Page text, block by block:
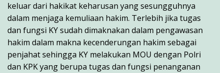
keluar dari hakikat keharusan yang sesungguhnya
dalam menjaga kemuliaan hakim. Terlebih jika tugas
dan fungsi KY sudah dimaknakan dalam pengawasan
hakim dalam makna kecenderungan hakim sebagai
penjahat sehingga KY melakukan MOU dengan Polri
dan KPK yang berupa tugas dan fungsi penanganan